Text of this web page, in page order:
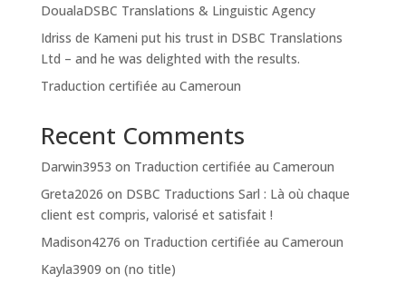
DoualaDSBC Translations & Linguistic Agency
Idriss de Kameni put his trust in DSBC Translations
Ltd – and he was delighted with the results.
Traduction certifiée au Cameroun
Recent Comments
Darwin3953 on Traduction certifiée au Cameroun
Greta2026 on DSBC Traductions Sarl : Là où chaque
client est compris, valorisé et satisfait !
Madison4276 on Traduction certifiée au Cameroun
Kayla3909 on (no title)